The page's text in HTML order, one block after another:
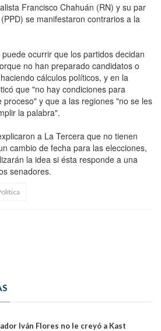
Francisco Chahuán (RN) y su par
se manifestaron contrarios a la
ocurrir que los partidos decidan
no han preparado candidatos o
cálculos políticos, y en la
que "no hay condiciones para
y que a las regiones "no se les
la palabra".
a La Tercera que no tienen
cambio de fecha para las elecciones,
la idea si ésta responde a una
senadores.
Iván Flores no le creyó a Kast